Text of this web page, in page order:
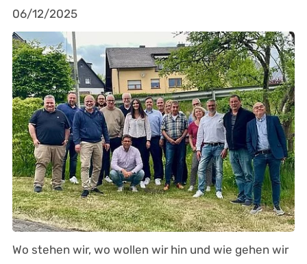
06/12/2025
Wo stehen wir, wo wollen wir hin und wie gehen wir